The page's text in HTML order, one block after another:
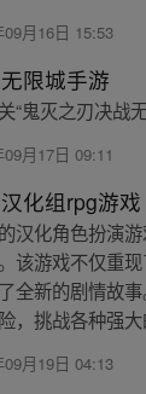
09月16日 15:53
限城手游
“鬼灭之刃决战
月17日 09:11
化组rpg游戏
汉化角色扮演
该游戏不仅重
全新的剧情故
，挑战各种强
09月19日 04:13